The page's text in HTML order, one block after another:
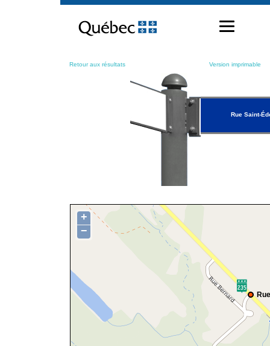
contenu
Retour aux résultats Version imprimable
Rue Saint-
+
−